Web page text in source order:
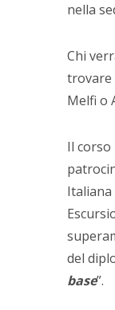
nella
Chi
trovare
Melfi o
Il corso
Italiana
del
base”.